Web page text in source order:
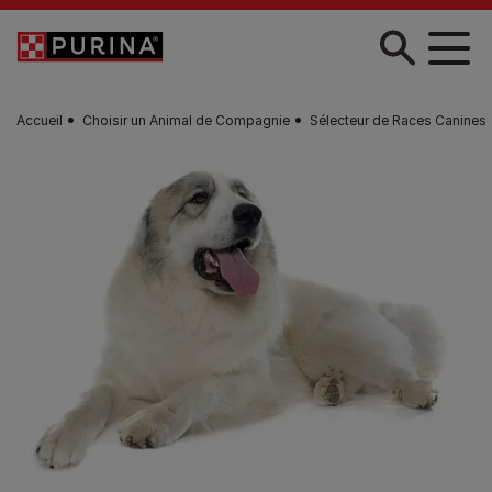
Skip to main content
Accueil Choisir un Animal de Compagnie Sélecteur de Races Canines